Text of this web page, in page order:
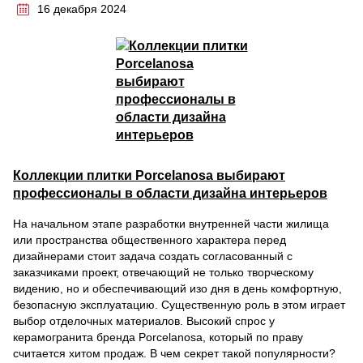
16 декабря 2024
Коллекции плитки Porcelanosa выбирают
профессионалы в области дизайна интерьеров
На начальном этапе разработки внутренней части жилища
или пространства общественного характера перед
дизайнерами стоит задача создать согласованный с
заказчиками проект, отвечающий не только творческому
видению, но и обеспечивающий изо дня в день комфортную,
безопасную эксплуатацию. Существенную роль в этом играет
выбор отделочных материалов. Высокий спрос у
керамогранита бренда Porcelanosa, который по праву
считается хитом продаж. В чем секрет такой популярности?